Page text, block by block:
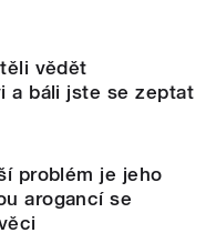
vědět
a báli jste se zeptat
problém je jeho
arogancí se